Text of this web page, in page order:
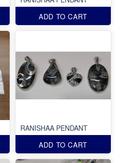
ADD TO CART
RANISHAA PENDANT
ADD TO CART